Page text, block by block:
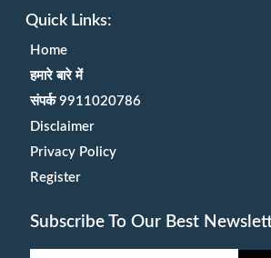
Quick Links:
Home
हमारे बारे में
संपर्क 9911020786
Disclaimer
Privacy Policy
Register
Subscribe To Our Best